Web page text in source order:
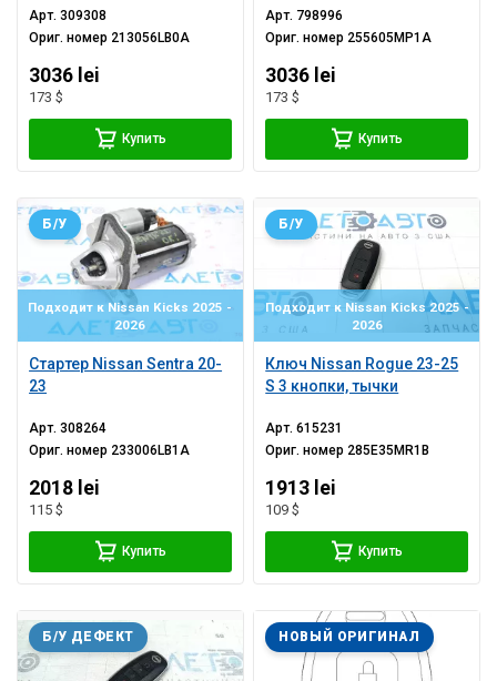
Арт.309308
Ориг. номер 213056LB0A
3036 lei
173 $
Купить
Арт. 798996
Ориг. номер 255605MP1A
3036 lei
173 $
Купить
Подходит к Nissan Kicks 2025 -
2026
Стартер Nissan Sentra 20-
23
Б/У
Арт.308264
Ориг. номер 233006LB1A
2018 lei
115 $
Купить
Подходит к Nissan Kicks 2025 -
2026
Ключ Nissan Rogue 23-25
S 3 кнопки, тычки
Б/У
Арт.615231
Ориг. номер 285E35MR1B
1913 lei
109 $
Купить
Б/У ДЕФЕКТ НОВЫЙ ОРИГИНАЛ